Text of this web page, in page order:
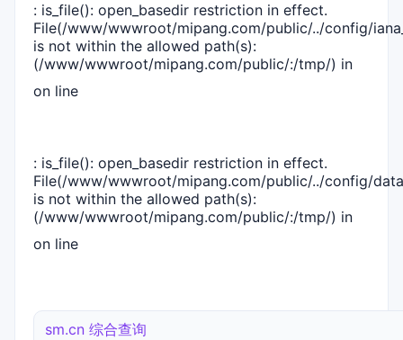
: is_file(): open_basedir restriction in effect.
File(/www/wwwroot/mipang.com/public/../config/
is not within the allowed path(s):
(/www/wwwroot/mipang.com/public/:/tmp/) in
on line
: is_file(): open_basedir restriction in effect.
File(/www/wwwroot/mipang.com/public/../config/
is not within the allowed path(s):
(/www/wwwroot/mipang.com/public/:/tmp/) in
on line
sm.cn 综合查询